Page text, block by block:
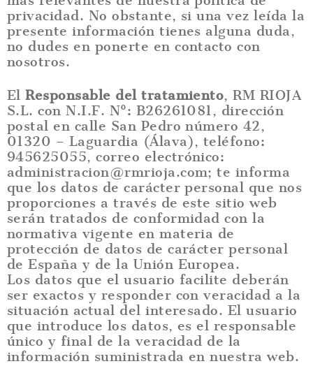
privacidad. No obstante, si una vez leída la
presente información tienes alguna duda,
no dudes en ponerte en contacto con
nosotros.
ElResponsable del tratamiento, RM RIOJA
S.L. con N.I.F. Nº: B26261081, dirección
postal en calle San Pedro número 42,
01320 – Laguardia (Álava), teléfono:
945625055, correo electrónico:
administracion@rmrioja.com; te informa
que los datos de carácter personal que nos
proporciones a través de este sitio web
serán tratados de conformidad con la
normativa vigente en materia de
protección de datos de carácter personal
de España y de la Unión Europea.
Los datos que el usuario facilite deberán
ser exactos y responder con veracidad a la
situación actual del interesado. El usuario
que introduce los datos, es el responsable
único y final de la veracidad de la
información suministrada en nuestra web.